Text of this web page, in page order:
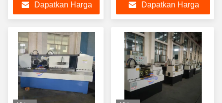
Dapatkan Harga
Dapatkan Harga